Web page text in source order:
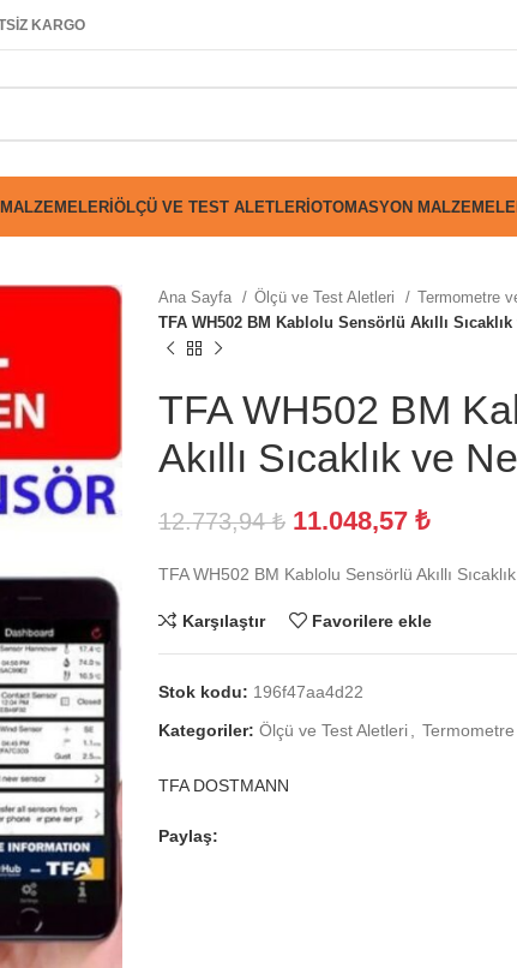
KARGO
ÖLÇÜ VE TEST ALETLERIOTOMASYON
Ana Sayfa Ölçü ve Test Aletleri
Termometre
TFA WH502 BM Kablolu Sensörlü Akıllı
TFA WH502 BM
Akıllı Sıcaklık ve
12.773,94₺ 11.048,57 ₺
TFA WH502 BM Kablolu Sensörlü Akıllı
Karşılaştır Favorilere ekle
Stok kodu: 196f47aa4d22
Kategoriler: Ölçü ve Test Aletleri
TFA DOSTMANN
Paylaş: